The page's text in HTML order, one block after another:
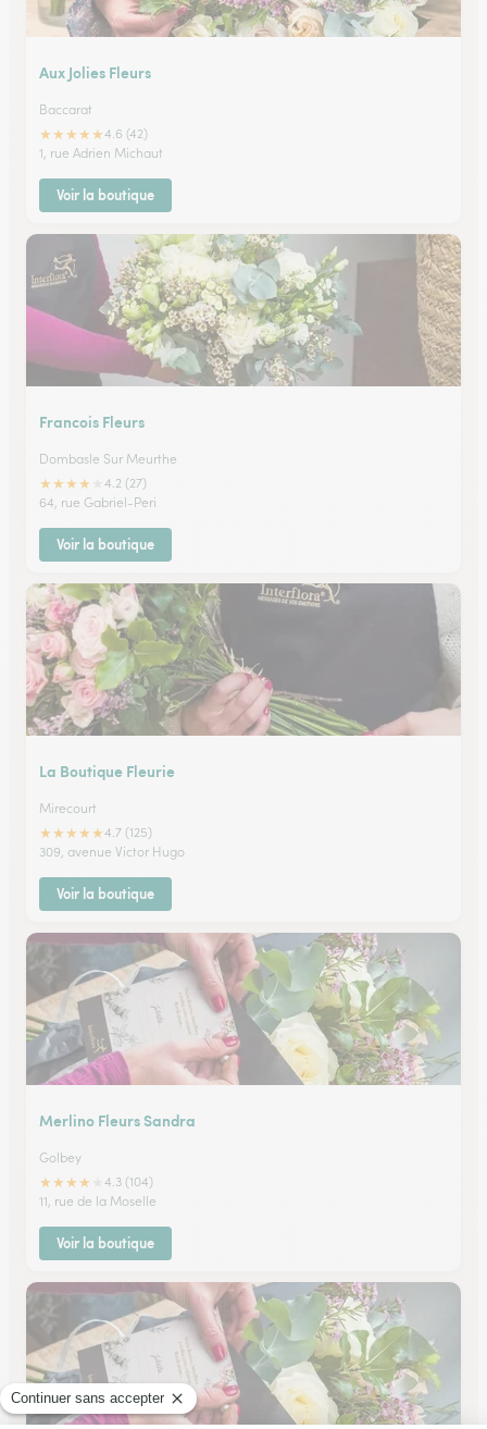
Aux Jolies Fleurs
Baccarat
★★★★★4.6 (42)
1, rue Adrien Michaut
Voir la boutique
Francois Fleurs
Dombasle Sur Meurthe
★★★★
4.2 (27)
64, rue Gabriel-Peri
Voir la boutique
La Boutique Fleurie
Mirecourt
★★★★★4.7 (125)
309, avenue Victor Hugo
Voir la boutique
Merlino Fleurs Sandra
Golbey
★★★★
4.3 (104)
11, rue de la Moselle
Voir la boutique